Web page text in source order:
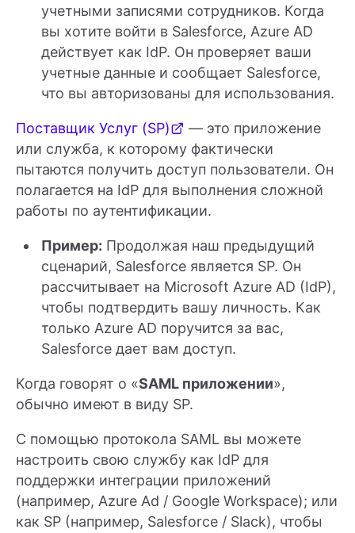
учетными записями сотрудников. Когда
вы хотите войти в Salesforce, Azure AD
действует как IdP. Он проверяет ваши
учетные данные и сообщает Salesforce,
что вы авторизованы для использования.
Поставщик Услуг (SP)
— это приложение
или служба, к которому фактически
пытаются получить доступ пользователи. Он
полагается на IdP для выполнения сложной
работы по аутентификации.
Пример: Продолжая наш предыдущий
сценарий, Salesforce является SP. Он
рассчитывает на Microsoft Azure AD (IdP),
чтобы подтвердить вашу личность. Как
только Azure AD поручится за вас,
Salesforce дает вам доступ.
Когда говорят о «SAML приложении»,
обычно имеют в виду SP.
С помощью протокола SAML вы можете
настроить свою службу как IdP для
поддержки интеграции приложений
(например, Azure Ad / Google Workspace); или
как SP (например, Salesforce / Slack), чтобы